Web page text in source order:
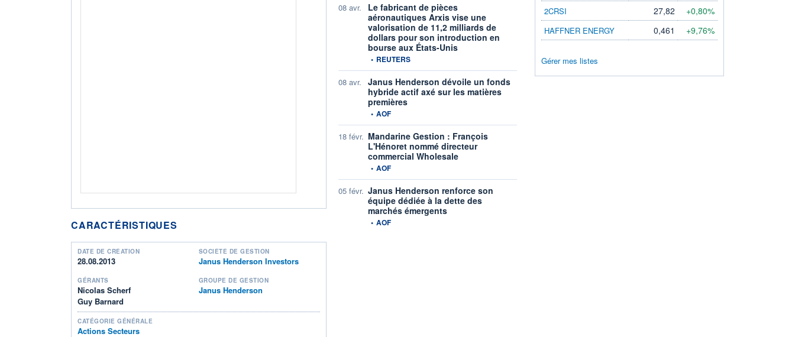
CARACTÉRISTIQUES
DATE DE CRÉATION
28.08.2013
SOCIÉTÉ DE GESTION
Janus Henderson Investors
GÉRANTS
Nicolas Scherf
Guy Barnard
GROUPE DE GESTION
Janus Henderson
CATÉGORIE GÉNÉRALE
Actions Secteurs
08 avr.
Le fabricant de pièces
aéronautiques Arxis vise une
valorisation de 11,2 milliards de
dollars pour son introduction en
bourse aux États-Unis
information fournie par
• REUTERS
08 avr.
Janus Henderson dévoile un fonds
hybride actif axé sur les matières
premières
information fournie par
• AOF
18 févr. Mandarine Gestion : François
L'Hénoret nommé directeur
commercial Wholesale
information fournie par
• AOF
05 févr. Janus Henderson renforce son
équipe dédiée à la dette des
marchés émergents
information fournie par
• AOF
2CRSI 27,82 +0,80%
HAFFNER ENERGY 0,461 +9,76%
Gérer mes listes